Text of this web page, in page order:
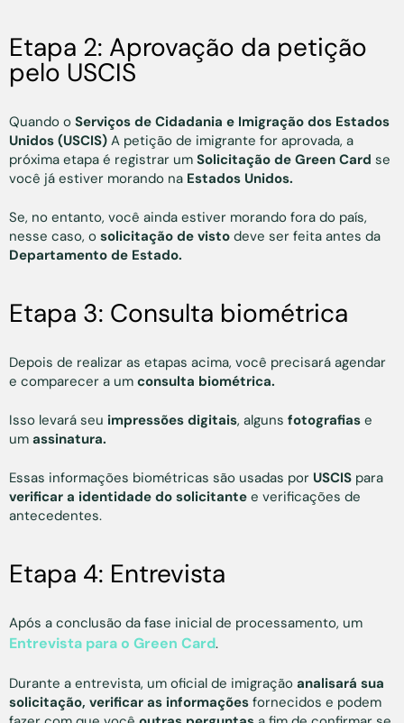
Etapa 2: Aprovação da petição
pelo USCIS
Quando o Serviços de Cidadania e Imigração dos Estados
Unidos (USCIS) A petição de imigrante for aprovada, a
próxima etapa é registrar um Solicitação de Green Card se
você já estiver morando na Estados Unidos.
Se, no entanto, você ainda estiver morando fora do país,
nesse caso, o solicitação de visto deve ser feita antes da
Departamento de Estado.
Etapa 3: Consulta biométrica
Depois de realizar as etapas acima, você precisará agendar
e comparecer a um consulta biométrica.
Isso levará seu impressões digitais, alguns fotografias e
um assinatura.
Essas informações biométricas são usadas por USCIS para
verificar a identidade do solicitante e verificações de
antecedentes.
Etapa 4: Entrevista
Após a conclusão da fase inicial de processamento, um
Entrevista para o Green Card.
Durante a entrevista, um oficial de imigração analisará sua
solicitação, verificar as informações fornecidos e podem